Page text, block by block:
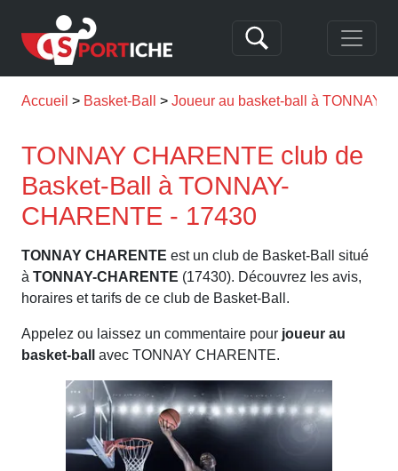
Accueil Basket-Ball Joueur au basket-ball à TONNAY-
TONNAY CHARENTE club de
Basket-Ball à TONNAY-
CHARENTE - 17430
TONNAY CHARENTE est un club de Basket-Ball situé
à TONNAY-CHARENTE (17430). Découvrez les avis,
horaires et tarifs de ce club de Basket-Ball.
Appelez ou laissez un commentaire pour joueur au
basket-ball
avec TONNAY CHARENTE.